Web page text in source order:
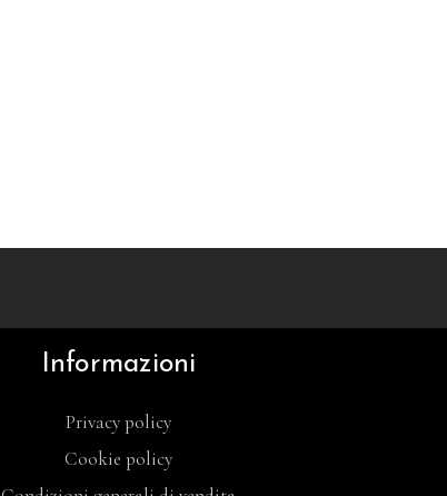
Informazioni
Privacy policy
Cookie policy